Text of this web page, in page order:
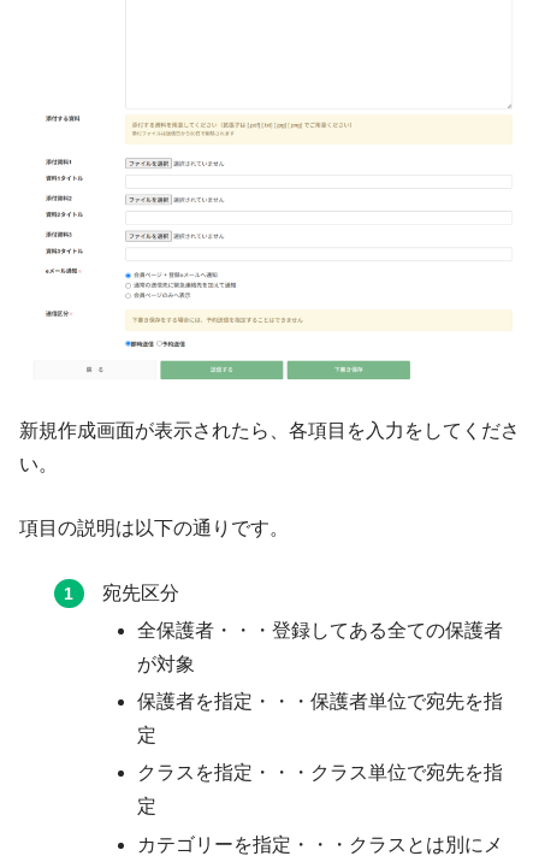
新規作成画面が表示されたら、各項目を入力をしてくださ
い。
項目の説明は以下の通りです。
宛先区分
全保護者・・・登録してある全ての保護者
が対象
保護者を指定・・・保護者単位で宛先を指
定
クラスを指定・・・クラス単位で宛先を指
定
カテゴリーを指定・・・クラスとは別にメ